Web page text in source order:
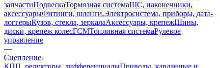
запчастиПодвескаТормозная системаШС, наконечники,
аксессуарыФитинги, шланги.Электросистема, приборы, дата-
логгерыКузов, стекла, зеркалаАксессуары, крепежШины,
диски, крепеж колесГСМТопливная системаРулевое
управление
—
Сцепление
КПП, редукторы, дифференциалыПриводы, карданные и